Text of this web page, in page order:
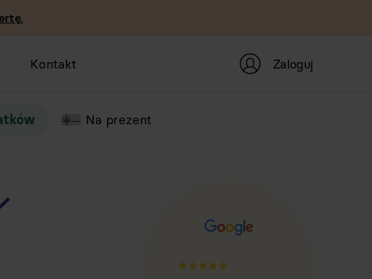
Na prezent
Kontakt Zaloguj